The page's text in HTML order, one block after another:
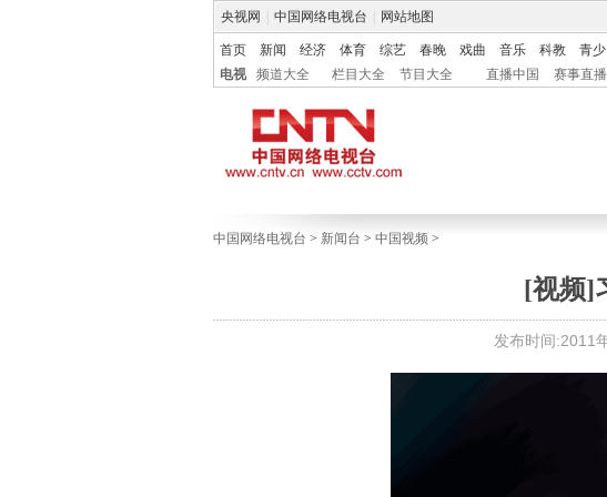
央视网 中国网络电视台 网站地图
首页 新闻 经济 体育 综艺 春晚 戏曲 音乐 科教 青少
电视
频道大全 栏目大全 节目大全 直播中国 赛事直播
中国网络电视台 > 新闻台 > 中国视频 >
[视频]
发布时间:2011